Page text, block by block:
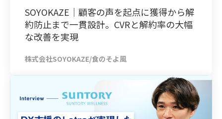
SOYOKAZE｜顧客の声を起点に獲得から解
約防止まで一貫設計。CVRと解約率の大幅
な改善を実現
株式会社SOYOKAZE/食のそよ風